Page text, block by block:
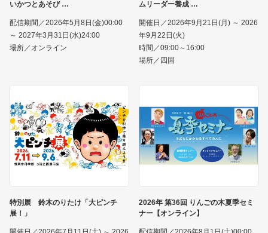
いかつとあそび
配信期間／2026年5月8日(金)00:00
～ 2027年3月31日(水)24:00
場所／オンライン
ムリーダー養成
開催日／2026年9月21日(月) ～ 2026
年9月22日(火)
時間／09:00～16:00
場所／四国
特別展 鈴木のりたけ「大ピンチ
展！」
2026年 第36回 りんごの木夏季セミ
ナー【オンライン】